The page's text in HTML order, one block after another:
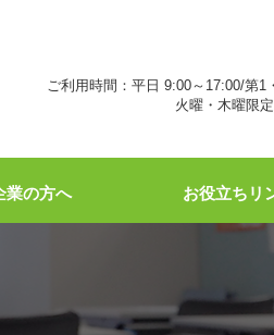
ご利用時間：平日 9:00～17:00/第1
火曜・木曜限
業の方へ お役立ちリ